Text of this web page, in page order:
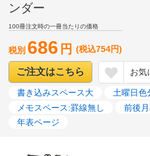
ンダー
100冊注文時の一冊当たりの価格
税別 686 円 (税込754円)
ご注文はこちら お気
書き込みスペース大 土曜日色
メモスペース:罫線無し
前後
年表ページ